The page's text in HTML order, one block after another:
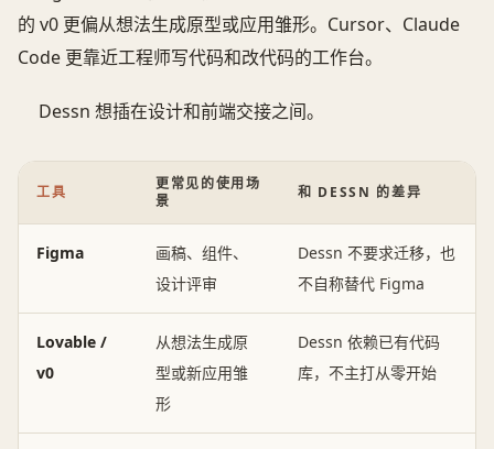
的 v0 更偏从想法生成原型或应用雏形。Cursor、Claude
Code 更靠近工程师写代码和改代码的工作台。
Dessn 想插在设计和前端交接之间。
工具
更常见的使用场
景
和 DESSN 的差异
Figma
画稿、组件、
设计评审
Dessn 不要求迁移，也
不自称替代 Figma
Lovable /
v0
从想法生成原
型或新应用雏
形
Dessn 依赖已有代码
库，不主打从零开始